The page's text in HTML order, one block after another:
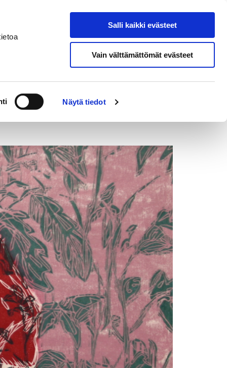
Näytä tiedot
Salli kaikki evästeet
Vain välttämättömät evästeet
English
Hae sivustolta